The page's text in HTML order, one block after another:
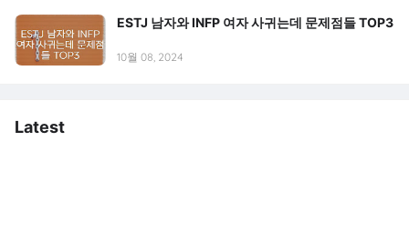
ESTJ 남자와 INFP 여자 사귀는데 문제점들 TOP3
10월 08, 2024
Latest